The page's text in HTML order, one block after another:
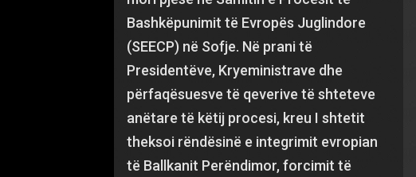
Bashkëpunimit të Evropës Juglindore
(SEECP) në Sofje. Në prani të
Presidentëve, Kryeministrave dhe
përfaqësuesve të qeverive të shteteve
anëtare të këtij procesi, kreu I shtetit
theksoi rëndësinë e integrimit evropian
të Ballkanit Perëndimor, forcimit të